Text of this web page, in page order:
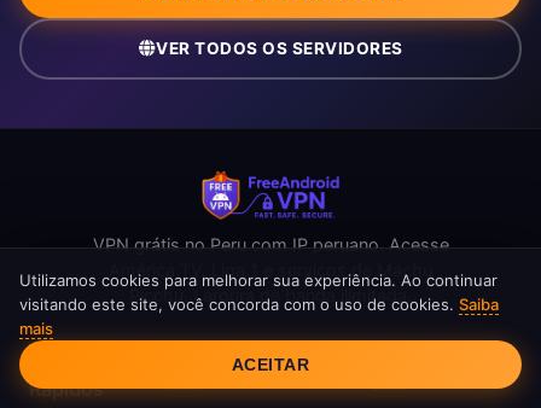
VER TODOS OS SERVIDORES
Rápidos
VPN grátis no Peru com IP peruano. Acesse
América TV, Liga 1 e serviços de Machu
Picchu. Largura de banda ilimitada.
Consentimento de Cookies
Utilizamos cookies para melhorar sua experiência. Ao continuar
visitando este site, você concorda com o uso de cookies. Saiba
mais
ACEITAR